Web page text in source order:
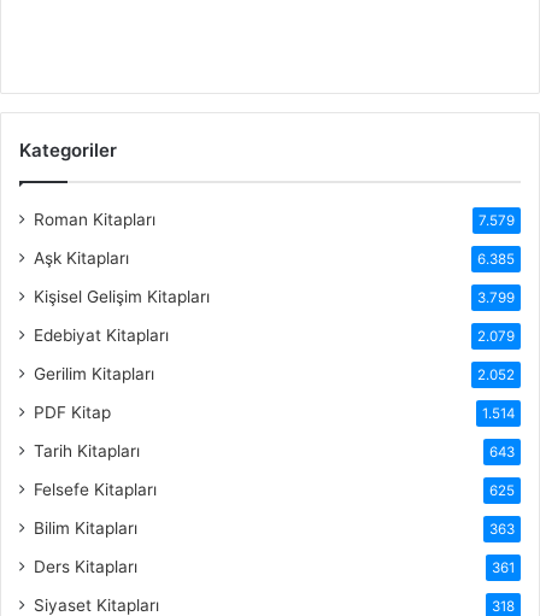
Kategoriler
Roman Kitapları 7.579
Aşk Kitapları 6.385
Kişisel Gelişim Kitapları 3.799
Edebiyat Kitapları 2.079
Gerilim Kitapları 2.052
PDF Kitap 1.514
Tarih Kitapları 643
Felsefe Kitapları 625
Bilim Kitapları 363
Ders Kitapları 361
Siyaset Kitapları 318